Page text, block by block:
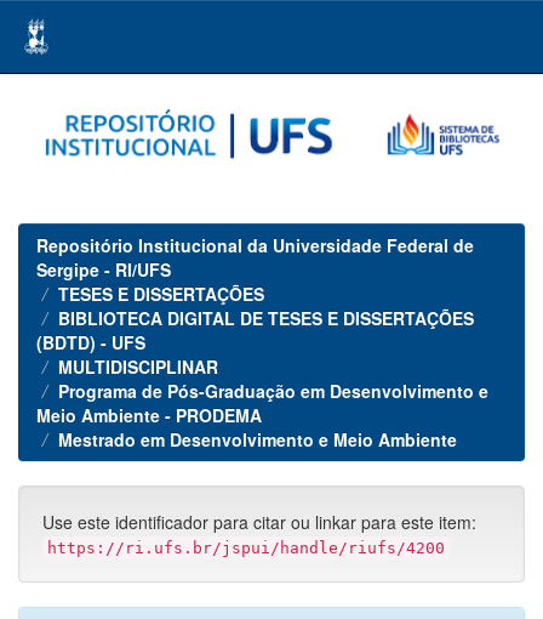
navigation
Repositório Institucional da Universidade Federal de
Sergipe - RI/UFS
TESES E DISSERTAÇÕES
BIBLIOTECA DIGITAL DE TESES E DISSERTAÇÕES
(BDTD) - UFS
MULTIDISCIPLINAR
Programa de Pós-Graduação em Desenvolvimento e
Meio Ambiente - PRODEMA
Mestrado em Desenvolvimento e Meio Ambiente
Use este identificador para citar ou linkar para este item:
https://ri.ufs.br/jspui/handle/riufs/4200